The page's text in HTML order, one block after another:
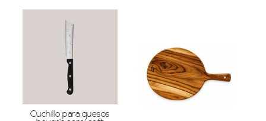
Cuchillo para quesos